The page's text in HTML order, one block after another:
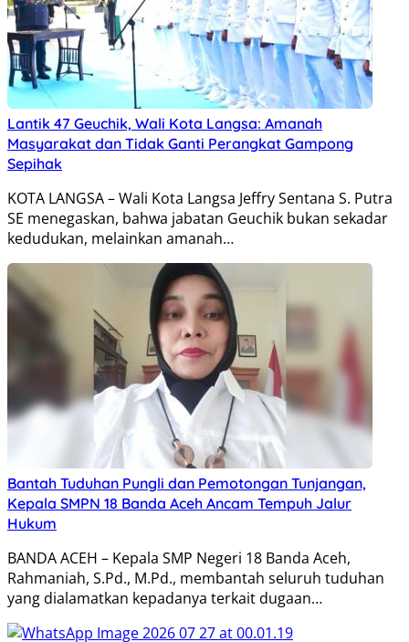
Lantik 47 Geuchik, Wali Kota Langsa: Amanah
Masyarakat dan Tidak Ganti Perangkat Gampong
Sepihak
KOTA LANGSA – Wali Kota Langsa Jeffry Sentana S. Putra
SE menegaskan, bahwa jabatan Geuchik bukan sekadar
kedudukan, melainkan amanah…
Bantah Tuduhan Pungli dan Pemotongan Tunjangan,
Kepala SMPN 18 Banda Aceh Ancam Tempuh Jalur
Hukum
BANDA ACEH – Kepala SMP Negeri 18 Banda Aceh,
Rahmaniah, S.Pd., M.Pd., membantah seluruh tuduhan
yang dialamatkan kepadanya terkait dugaan…